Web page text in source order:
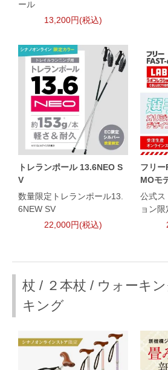
ール
13,200円(税込)
トレランポール 13.6NEO S
V
数量限定トレランポール13.
6NEW SV
22,000円(税込)
フリ
MOモ
公式ス
ョン限
杖 / ２本杖 / ウォーキ
キング